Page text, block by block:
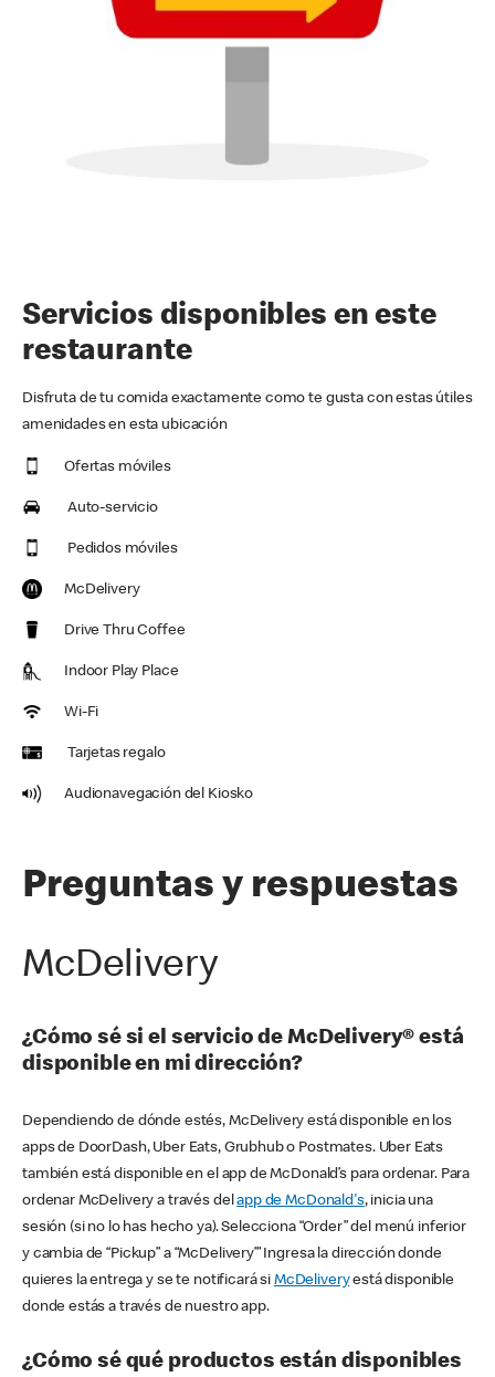
Servicios disponibles en este
restaurante
Disfruta de tu comida exactamente como te gusta con estas útiles
amenidades en esta ubicación
Ofertas móviles
Auto-servicio
Pedidos móviles
McDelivery
Drive Thru Coffee
Indoor Play Place
Wi-Fi
Tarjetas regalo
Audionavegación del Kiosko
Preguntas y respuestas
McDelivery
¿Cómo sé si el servicio de McDelivery® está
disponible en mi dirección?
Dependiendo de dónde estés, McDelivery está disponible en los
apps de DoorDash, Uber Eats, Grubhub o Postmates. Uber Eats
también está disponible en el app de McDonald’s para ordenar. Para
ordenar McDelivery a través delapp de McDonald's, inicia una
sesión (si no lo has hecho ya). Selecciona “Order” del menú inferior
y cambia de “Pickup” a “McDelivery’” Ingresa la dirección donde
quieres la entrega y se te notificará si McDeliveryestá disponible
donde estás a través de nuestro app.
¿Cómo sé qué productos están disponibles